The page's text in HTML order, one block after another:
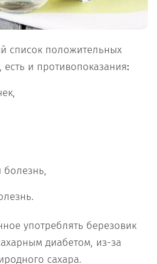
список положительных
есть и противопоказания:
болезнь,
употреблять березовик
диабетом, из-за
сахара.